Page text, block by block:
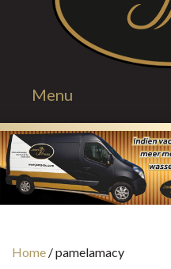
Menu
Home /pamelamacy